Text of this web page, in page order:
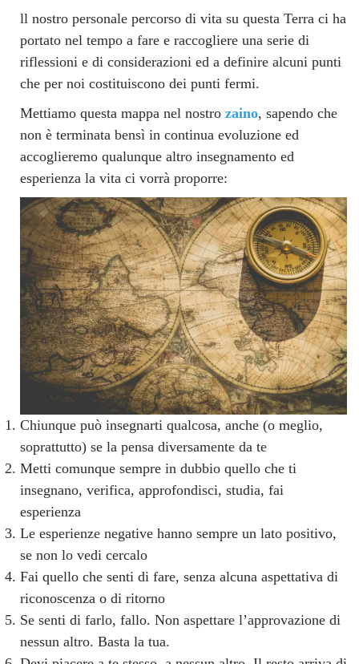
ll nostro personale percorso di vita su questa Terra ci ha
portato nel tempo a fare e raccogliere una serie di
riflessioni e di considerazioni ed a definire alcuni punti
che per noi costituiscono dei punti fermi.
Mettiamo questa mappa nel nostro zaino, sapendo che
non è terminata bensì in continua evoluzione ed
accoglieremo qualunque altro insegnamento ed
esperienza la vita ci vorrà proporre:
Chiunque può insegnarti qualcosa, anche (o meglio,
soprattutto) se la pensa diversamente da te
Metti comunque sempre in dubbio quello che ti
insegnano, verifica, approfondisci, studia, fai
esperienza
Le esperienze negative hanno sempre un lato positivo,
se non lo vedi cercalo
Fai quello che senti di fare, senza alcuna aspettativa di
riconoscenza o di ritorno
Se senti di farlo, fallo. Non aspettare l’approvazione di
nessun altro. Basta la tua.